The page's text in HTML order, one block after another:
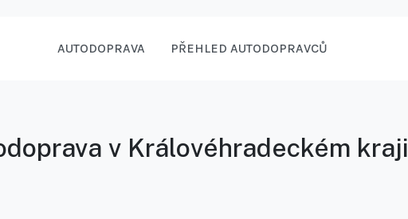
AUTODOPRAVA PŘEHLED AUTODOPRAVCŮ
v Královéhradeckém kraji